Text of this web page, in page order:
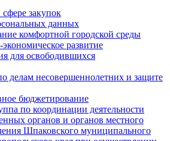
закупок
данных
комфортной городской среды
развитие
для освободившихся
делам несовершеннолетних и защите
бюджетирование
по координации деятельности
органов и органов местного
Шпаковского муниципального